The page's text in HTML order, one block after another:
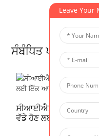
ਸੰਬੰਧਿਤ ਪ੍ਰੋਗਰਾਮ
ਸੀਆਈਐਸ ਵੌਇਸ | ਇਸ
ਵੱਡੇ ਹੋਣ ਲਈ ਇੱਕ ਆਦਰਸ਼
Leave Your